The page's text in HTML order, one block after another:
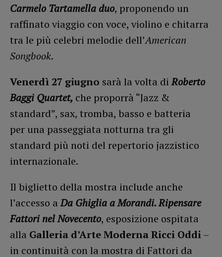
Carmelo Tartamella duo, proponendo un
raffinato viaggio con voce, violino e chitarra
tra le più celebri melodie dell’American
Songbook.
Venerdì 27 giugno sarà la volta diRoberto
Baggi Quartet, che proporrà “Jazz &
standard”, sax, tromba, basso e batteria
per una passeggiata notturna tra gli
standard più noti del repertorio jazzistico
internazionale.
Il biglietto della mostra include anche
l’accesso aDa Ghiglia a Morandi. Ripensare
Fattori nel Novecento, esposizione ospitata
alla Galleria d’Arte Moderna Ricci Oddi–
in continuità con la mostra di Fattori da